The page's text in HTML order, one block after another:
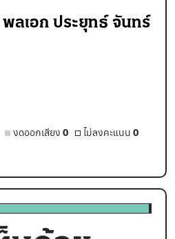
พลเอก ประยุทธ์ จันทร์
งดออกเสียง 0 ไม่ลงคะแนน 0